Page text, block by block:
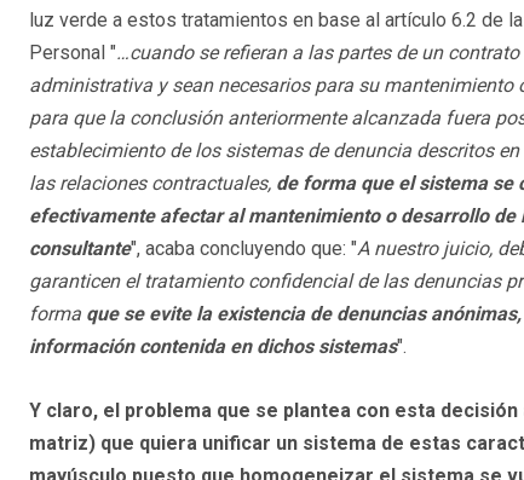
luz verde a estos tratamientos en base al artículo 6.2 de
Personal "…cuando se refieran a las partes de un
administrativa y sean necesarios para su mantenimiento
para que la conclusión anteriormente alcanzada fuera
establecimiento de los sistemas de denuncia descritos
las relaciones contractuales, de forma que el sistema se
efectivamente afectar al mantenimiento o desarrollo
consultante", acaba concluyendo que: "A nuestro juicio,
garanticen el tratamiento confidencial de las denuncias
forma que se evite la existencia de denuncias
información contenida en dichos sistemas".
Y claro, el problema que se plantea con esta
matriz) que quiera unificar un sistema de estas
mayúsculo puesto que homogeneizar el sistema se